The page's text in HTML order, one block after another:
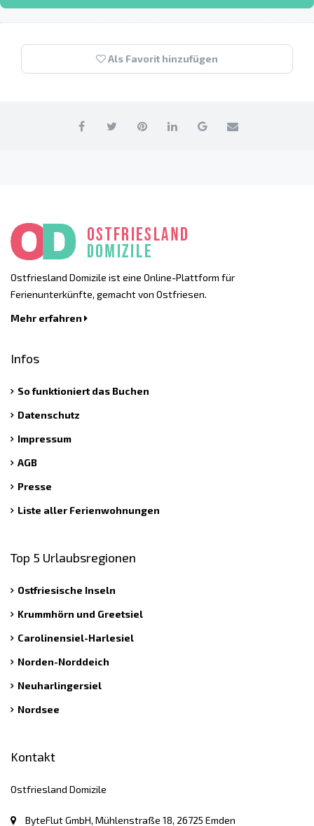
Als Favorit hinzufügen
Ostfriesland Domizile ist eine Online-Plattform für
Ferienunterkünfte, gemacht von Ostfriesen.
Mehr erfahren
Infos
So funktioniert das Buchen
Datenschutz
Impressum
AGB
Presse
Liste aller Ferienwohnungen
Top 5 Urlaubsregionen
Ostfriesische Inseln
Krummhörn und Greetsiel
Carolinensiel-Harlesiel
Norden-Norddeich
Neuharlingersiel
Nordsee
Kontakt
Ostfriesland Domizile
ByteFlut GmbH, Mühlenstraße 18, 26725 Emden